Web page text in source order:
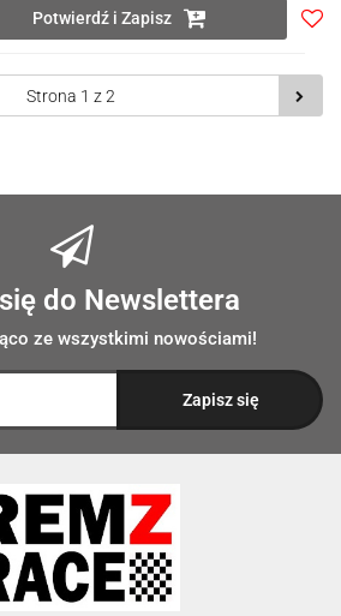
Potwierdź i Zapisz
do Newslettera
ze wszystkimi nowościami!